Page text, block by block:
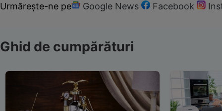
Urmărește-ne pe Google News Facebook
Ghid de cumpărături